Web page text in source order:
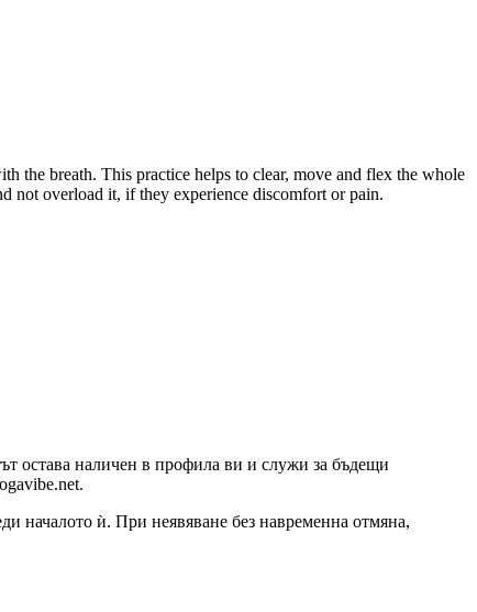
the breath. This practice helps to clear, move and flex the whole
not overload it, if they experience discomfort or pain.
остава наличен в профила ви и служи за бъдещи
началото ѝ. При неявяване без навременна отмяна,